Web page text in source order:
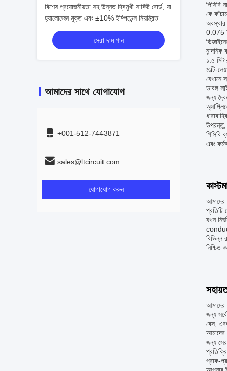
বিশেষ প্রয়োজনীয়তা সহ উন্নত দ্বিমুখী সার্কিট বোর্ড, যা
হ্যালোজেন মুক্ত এবং ±10% ইম্পিডেন্স নিয়ন্ত্রিত
সেরা দাম পান
আমাদের সাথে যোগাযোগ
+001-512-7443871
sales@ltcircuit.com
যোগাযোগ করুন
পিসিবি
কে
0.075
১.৫
মাল্টি-
যেখানে
ডাবল
জন্য
উপরন্তু,
পিসিবি
এবং
আমাদের
প্রতিটি
যখন
বিভিন্ন
নিশ্চিত
আমাদের
জন্য
বেস,
আমাদের
জন্য
প্রাক-